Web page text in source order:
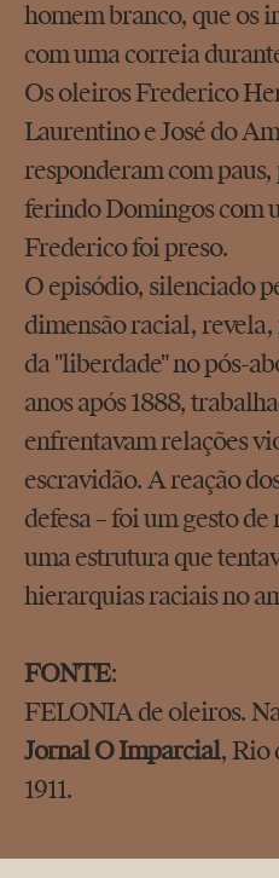
homem branco, que os
com uma correia
Os oleiros Frederico
Laurentino e José do
responderam com
ferindo Domingos com
Frederico foi preso.
O episódio, silenciado
dimensão racial,
da "liberdade" no pós-
anos após 1888,
enfrentavam relações
escravidão. A reação
defesa – foi um gesto
uma estrutura que
hierarquias raciais no
FONTE:
FELONIA de oleiros.
Jornal O Imparcial, Rio
1911.